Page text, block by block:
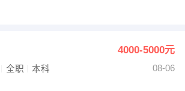
4000-5000元
全职 本科
08-06